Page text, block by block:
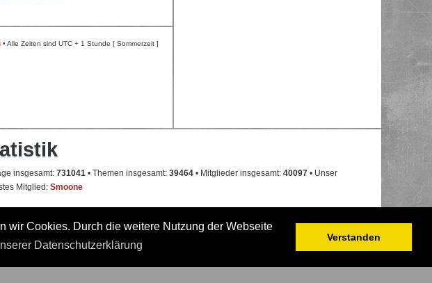
wir Cookies. Durch die weitere Nutzung der Webseite
Datenschutzerklärung
Verstanden
• Alle Zeiten sind UTC + 1 Stunde [ Sommerzeit ]
insgesamt: 731041 • Themen insgesamt: 39464 • Mitglieder insgesamt: 40097 • Unser
Mitglied: Smoone